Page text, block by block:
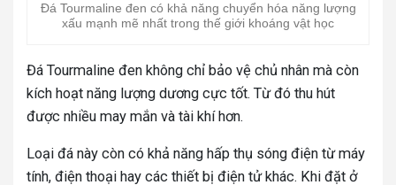
Đá Tourmaline đen có khả năng chuyển hóa năng lượng
xấu mạnh mẽ nhất trong thế giới khoáng vật học
Đá Tourmaline đen không chỉ bảo vệ chủ nhân mà còn
kích hoạt năng lượng dương cực tốt. Từ đó thu hút
được nhiều may mắn và tài khí hơn.
Loại đá này còn có khả năng hấp thụ sóng điện từ máy
tính, điện thoại hay các thiết bị điện tử khác. Khi đặt ở